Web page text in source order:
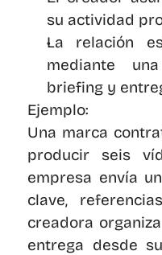
su actividad
La relación
mediante
briefing y
Ejemplo:
Una marca
producir seis
empresa envía
clave,
creadora
entrega desde